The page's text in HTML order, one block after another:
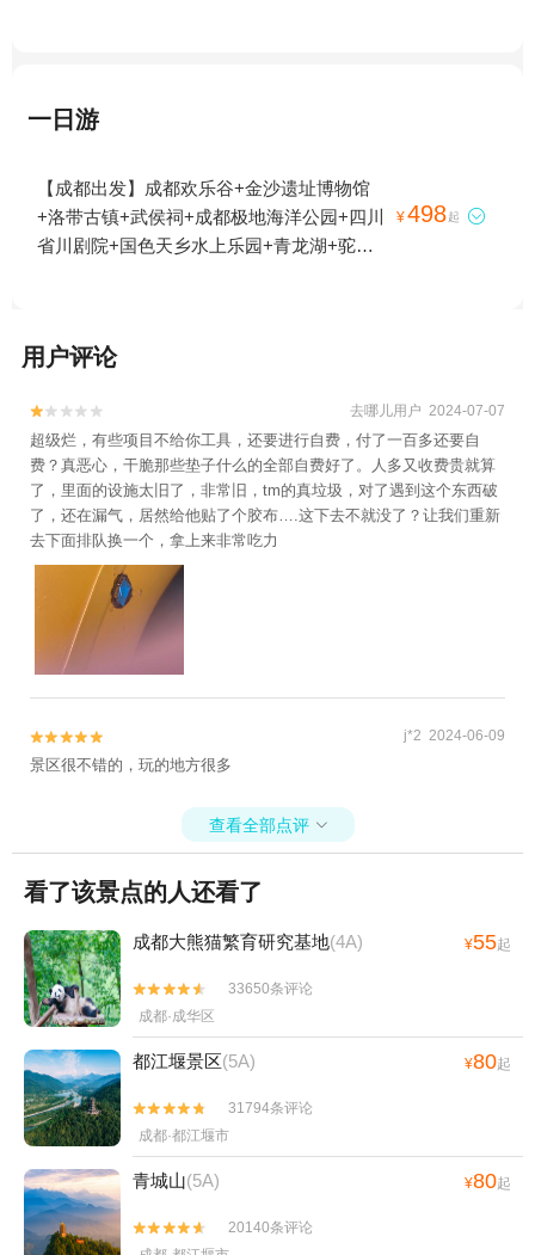
一日游
【成都出发】成都欢乐谷+金沙遗址博物馆
+洛带古镇+武侯祠+成都极地海洋公园+四川
省川剧院+国色天乡水上乐园+青龙湖+驼峰
¥498起 
用户评论

 去哪儿用户 2024-07-07
超级烂，有些项目不给你工具，还要进行自费，付了一百多还要自
费？真恶心，干脆那些垫子什么的全部自费好了。人多又收费贵就算
了，里面的设施太旧了，非常旧，tm的真垃圾，对了遇到这个东西破
了，还在漏气，居然给他贴了个胶布….这下去不就没了？让我们重新
去下面排队换一个，拿上来非常吃力

 j*2 2024-06-09
景区很不错的，玩的地方很多
查看全部点评 
看了该景点的人还看了
成都大熊猫繁育研究基地(4A) ¥55起


33650条评论
成都·成华区
都江堰景区(5A) ¥80起


31794条评论
成都·都江堰市
青城山(5A) ¥80起


20140条评论